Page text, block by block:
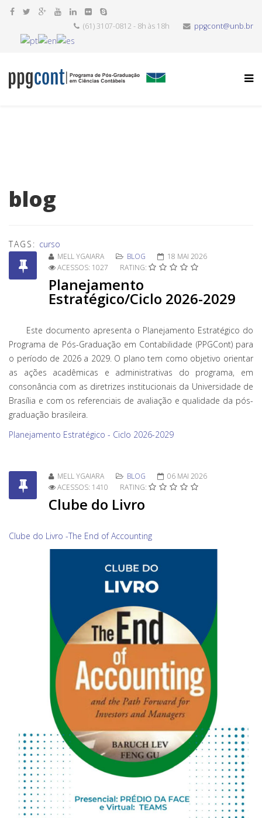
(61) 3107-0812 - 8h às 18h ppgcont@unb.br
blog
TAGS: curso
MELL YGAIARA BLOG
18 MAI 2026
ACESSOS: 1027
RATING:
Planejamento
Estratégico/Ciclo 2026-2029
Este documento apresenta o Planejamento Estratégico do
Programa de Pós-Graduação em Contabilidade (PPGCont) para
o período de 2026 a 2029. O plano tem como objetivo orientar
as ações acadêmicas e administrativas do programa, em
consonância com as diretrizes institucionais da Universidade de
Brasília e com os referenciais de avaliação e qualidade da pós-
graduação brasileira.
Planejamento Estratégico - Ciclo 2026-2029
MELL YGAIARA BLOG
06 MAI 2026
ACESSOS: 1410
RATING:
Clube do Livro
Clube do Livro -The End of Accounting